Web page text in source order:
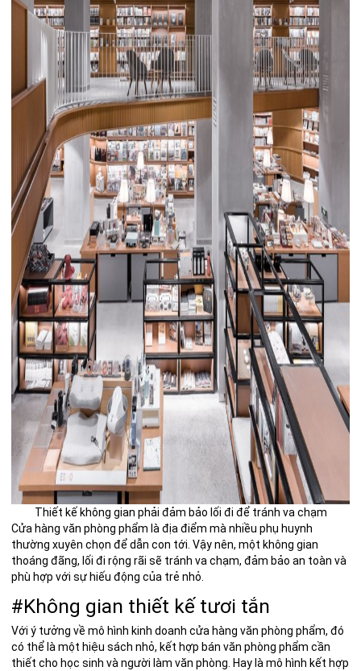
Thiết kế không gian phải đảm bảo lối đi để tránh va chạm
Cửa hàng văn phòng phẩm là địa điểm mà nhiều phụ huynh
thường xuyên chọn để dẫn con tới. Vậy nên, một không gian
thoáng đãng, lối đi rộng rãi sẽ tránh va chạm, đảm bảo an toàn và
phù hợp với sự hiếu động của trẻ nhỏ.
#Không gian thiết kế tươi tắn
Với ý tưởng về mô hình kinh doanh cửa hàng văn phòng phẩm, đó
có thể là một hiệu sách nhỏ, kết hợp bán văn phòng phẩm cần
thiết cho học sinh và người làm văn phòng. Hay là mô hình kết hợp